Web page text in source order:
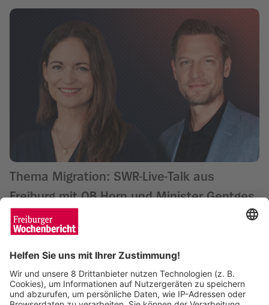
Thema Migration: SWR-Live-Talk aus
Freiburg mit OB Horn und Minister Gentges